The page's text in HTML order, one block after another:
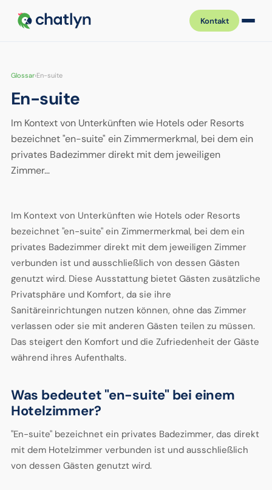
Kontakt
Glossar›En-suite
En-suite
Im Kontext von Unterkünften wie Hotels oder Resorts
bezeichnet "en-suite" ein Zimmermerkmal, bei dem ein
privates Badezimmer direkt mit dem jeweiligen
Zimmer…
Im Kontext von Unterkünften wie Hotels oder Resorts
bezeichnet "en-suite" ein Zimmermerkmal, bei dem ein
privates Badezimmer direkt mit dem jeweiligen Zimmer
verbunden ist und ausschließlich von dessen Gästen
genutzt wird. Diese Ausstattung bietet Gästen zusätzliche
Privatsphäre und Komfort, da sie ihre
Sanitäreinrichtungen nutzen können, ohne das Zimmer
verlassen oder sie mit anderen Gästen teilen zu müssen.
Das steigert den Komfort und die Zufriedenheit der Gäste
während ihres Aufenthalts.
Was bedeutet "en-suite" bei einem
Hotelzimmer?
"En-suite" bezeichnet ein privates Badezimmer, das direkt
mit dem Hotelzimmer verbunden ist und ausschließlich
von dessen Gästen genutzt wird.